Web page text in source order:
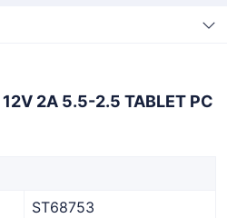
2A 5.5-2.5 TABLET PC
ST68753